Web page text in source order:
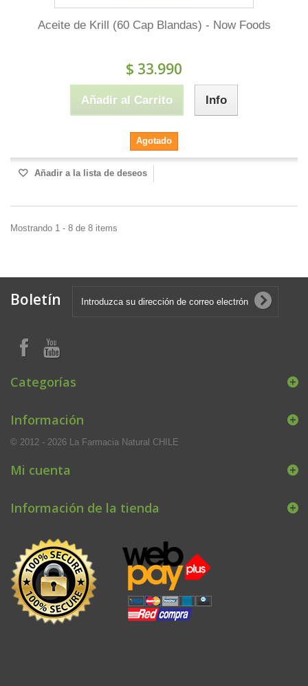
Aceite de Krill (60 Cap Blandas) - Now Foods
$ 33.990
Añadir al Carrito Info
Agotado
Añadir a la lista de deseos
Mostrando 1 - 8 de 8 items
Boletín
Categorías
Información
© 2012 - 2026 La Farmacia Natural CHILE
Mi cuenta
Información de la tienda